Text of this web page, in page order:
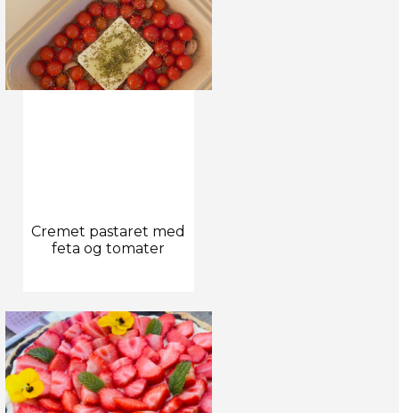
Cremet pastaret med
feta og tomater